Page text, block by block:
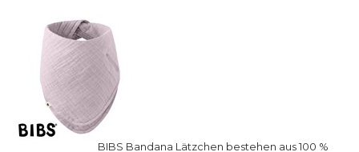
BIBS Bandana Lätzchen bestehen aus 100 %